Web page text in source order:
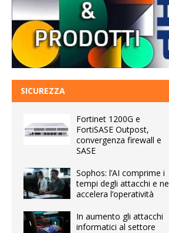
SICUREZZA
Fortinet 1200G e
FortiSASE Outpost,
convergenza firewall e
SASE
Sophos: l’AI comprime i
tempi degli attacchi e ne
accelera l’operatività
In aumento gli attacchi
informatici al settore